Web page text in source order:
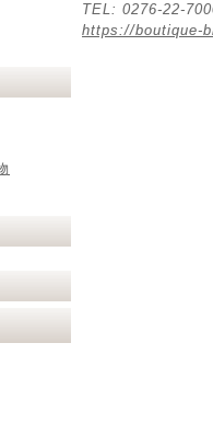
TEL: 0276-22-
https://boutique-